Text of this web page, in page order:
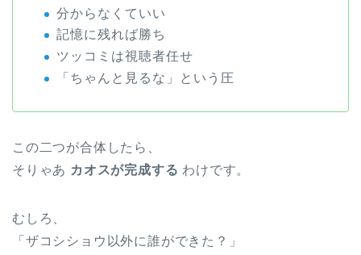
分からなくていい
記憶に残れば勝ち
ツッコミは視聴者任せ
「ちゃんと見るな」という圧
この二つが合体したら、
そりゃあ カオスが完成する わけです。
むしろ、
「ザコシショウ以外に誰ができた？」